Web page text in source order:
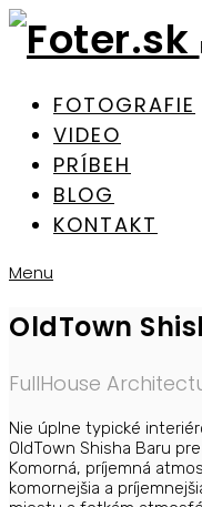
FOTOGRAFIE
VIDEO
PRÍBEH
BLOG
KONTAKT
Menu
OldTown
FullHouse
Nie úplne typické
OldTown Shisha Baru
Komorná, príjemná
komornejšia a